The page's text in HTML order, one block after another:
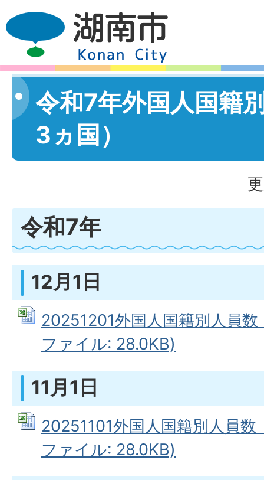
令和7年外国人国籍
3ヵ国）
令和7年
12月1日
20251201外国人国籍別人員
ファイル: 28.0KB)
11月1日
20251101外国人国籍別人員
ファイル: 28.0KB)